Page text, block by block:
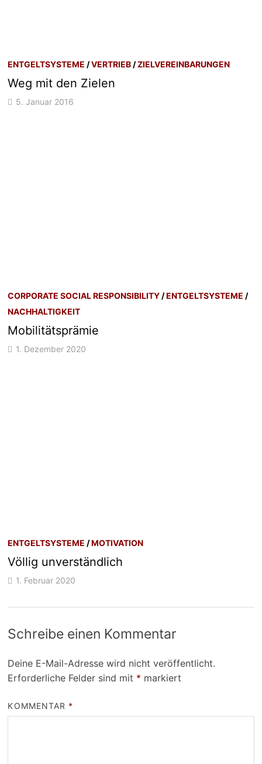
ENTGELTSYSTEME /VERTRIEB /ZIELVEREINBARUNGEN
Weg mit den Zielen
5. Januar 2016
CORPORATE SOCIAL RESPONSIBILITY /ENTGELTSYSTEME /
NACHHALTIGKEIT
Mobilitätsprämie
1. Dezember 2020
ENTGELTSYSTEME /MOTIVATION
Völlig unverständlich
1. Februar 2020
Schreibe einen Kommentar
Deine E-Mail-Adresse wird nicht veröffentlicht.
Erforderliche Felder sind mit * markiert
KOMMENTAR *